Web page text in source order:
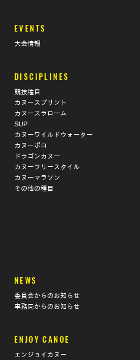
EVENTS
大会情報
DISCIPLINES
競技種目
カヌースプリント
カヌースラローム
SUP
カヌーワイルドウォーター
カヌーポロ
ドラゴンカヌー
カヌーフリースタイル
カヌーマラソン
その他の種目
NEWS
委員会からのお知らせ
事務局からのお知らせ
ENJOY CANOE
エンジョイカヌー